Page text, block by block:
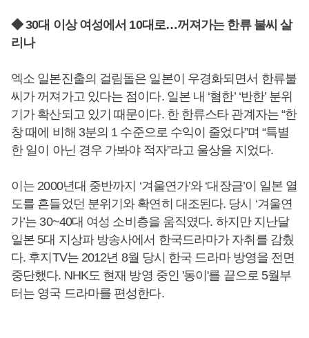
◆ 30대 이상 여성에서 10대로…꺼져가는 한류 불씨 살
리나
엑소 일본진출의 걸림돌은 일본이 우경화되면서 한류불
씨가 꺼져가고 있다는 점이다. 일본 내 ‘혐한’ ‘반한’ 분위
기가 확산되고 있기 때문이다. 한 한류스타 관계자는 “한
창 때에 비해 3분의 1 수준으로 수익이 줄었다”며 “특별
한 일이 아닌 경우 가봐야 적자”라고 울상을 지었다.
이는 2000년대 중반까지 ‘겨울연가’와 ‘대장금’이 일본 열
도를 흔들었던 분위기와 확연히 대조된다. 당시 ‘겨울연
가’는 30~40대 여성 소비층을 움직였다. 하지만 지난달
일본 5대 지상파 방송사에서 한국드라마가 자취를 감췄
다. 후지TV는 2012년 8월 당시 한국 드라마 방영을 전면
중단했다. NHK도 현재 방영 중인 '동이'를 끝으로 5월부
터는 영국 드라마를 편성한다.